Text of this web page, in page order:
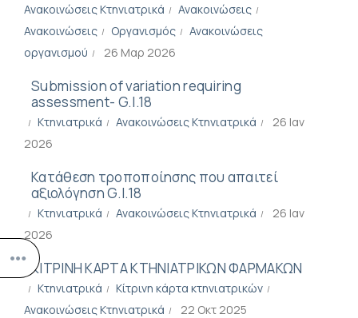
Ανακοινώσεις Κτηνιατρικά
Ανακοινώσεις
Ανακοινώσεις
Οργανισμός
Ανακοινώσεις
οργανισμού
26 Μαρ 2026
Submission of variation requiring
assessment- G.I.18
Κτηνιατρικά Ανακοινώσεις Κτηνιατρικά
26 Ιαν
2026
Κατάθεση τροποποίησης που απαιτεί
αξιολόγηση G.I.18
Κτηνιατρικά Ανακοινώσεις Κτηνιατρικά
26 Ιαν
2026
ΚΙΤΡΙΝΗ ΚΑΡΤΑ ΚΤΗΝΙΑΤΡΙΚΩΝ ΦΑΡΜΑΚΩΝ
Κτηνιατρικά
Κίτρινη κάρτα κτηνιατρικών
Ανακοινώσεις Κτηνιατρικά
22 Οκτ 2025